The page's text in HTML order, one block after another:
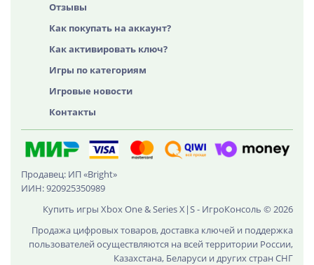
Отзывы
Как покупать на аккаунт?
Как активировать ключ?
Игры по категориям
Игровые новости
Контакты
Продавец: ИП «Bright»
ИИН: 920925350989
Купить игры Xbox One & Series X|S - ИгроКонсоль © 2026
Продажа цифровых товаров, доставка ключей и поддержка
пользователей осуществляются на всей территории России,
Казахстана, Беларуси и других стран СНГ